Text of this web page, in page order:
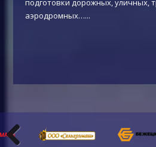
подготовки дорожных, уличных,
аэродромных…...